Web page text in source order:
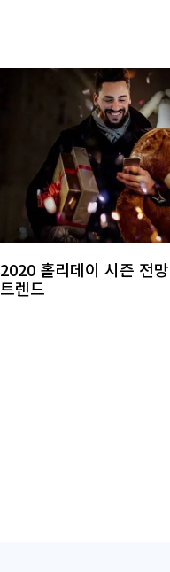
2020 홀리데이 시즌 전
트렌드